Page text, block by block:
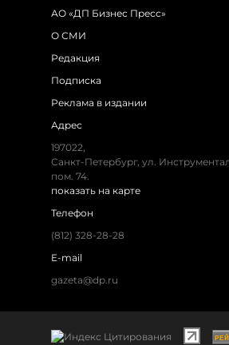
АО «ДП Бизнес Пресс»
О СМИ
Редакция
Подписка
Реклама в издании
Адрес
197022,
Санкт-Петербург, ул.
пом. 74.
показать на карте
Телефон
(812) 328-28-28
E-mail
gazeta@dp.ru